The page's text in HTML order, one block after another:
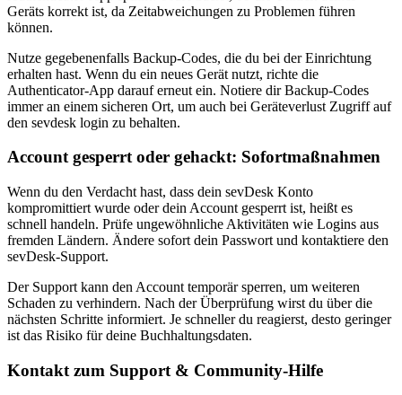
Geräts korrekt ist, da Zeitabweichungen zu Problemen führen
können.
Nutze gegebenenfalls Backup-Codes, die du bei der Einrichtung
erhalten hast. Wenn du ein neues Gerät nutzt, richte die
Authenticator-App darauf erneut ein. Notiere dir Backup-Codes
immer an einem sicheren Ort, um auch bei Geräteverlust Zugriff auf
den sevdesk login zu behalten.
Account gesperrt oder gehackt: Sofortmaßnahmen
Wenn du den Verdacht hast, dass dein sevDesk Konto
kompromittiert wurde oder dein Account gesperrt ist, heißt es
schnell handeln. Prüfe ungewöhnliche Aktivitäten wie Logins aus
fremden Ländern. Ändere sofort dein Passwort und kontaktiere den
sevDesk-Support.
Der Support kann den Account temporär sperren, um weiteren
Schaden zu verhindern. Nach der Überprüfung wirst du über die
nächsten Schritte informiert. Je schneller du reagierst, desto geringer
ist das Risiko für deine Buchhaltungsdaten.
Kontakt zum Support & Community-Hilfe